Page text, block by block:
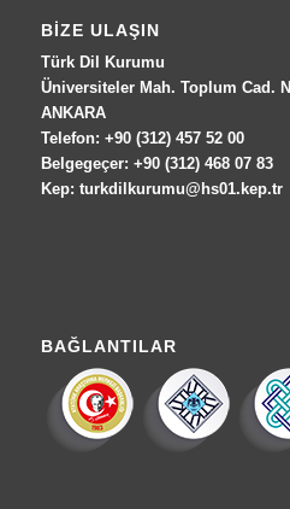
BIZE ULAŞIN
Türk Dil Kurumu
Üniversiteler Mah. Toplum Cad.
ANKARA
Telefon: +90 (312) 457 52 00
Belgegeçer: +90 (312) 468 07 83
Kep: turkdilkurumu@hs01.kep.tr
BAĞLANTILAR